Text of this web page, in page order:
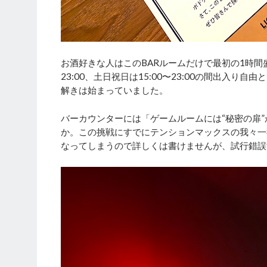
お酒好きな人はこのBARルームだけで最初の1時
23:00、土日祝日は15:00〜23:00の間出入り自由
解きは始まっていました。
バーカウンターには「ゲームルームには“秘密の
か。この挑戦にすでにテンションマックスの我々
なってしまうので詳しくは書けませんが、試行錯